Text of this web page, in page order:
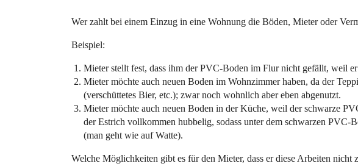
Wer zahlt bei einem Einzug in eine Wohnung die Böden, Mieter oder
Beispiel:
Mieter stellt fest, dass ihm der PVC-Boden im Flur nicht gefällt, weil
Mieter möchte auch neuen Boden im Wohnzimmer haben, da der
(verschüttetes Bier, etc.); zwar noch wohnlich aber eben abgenutzt.
Mieter möchte auch neuen Boden in der Küche, weil der schwarze
der Estrich vollkommen hubbelig, sodass unter dem schwarzen PVC-
(man geht wie auf Watte).
Welche Möglichkeiten gibt es für den Mieter, dass er diese Arbeiten nicht